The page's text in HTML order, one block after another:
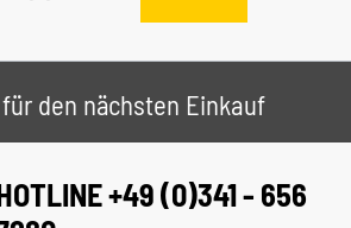
den nächsten Einkauf
+49 (0)341 - 656